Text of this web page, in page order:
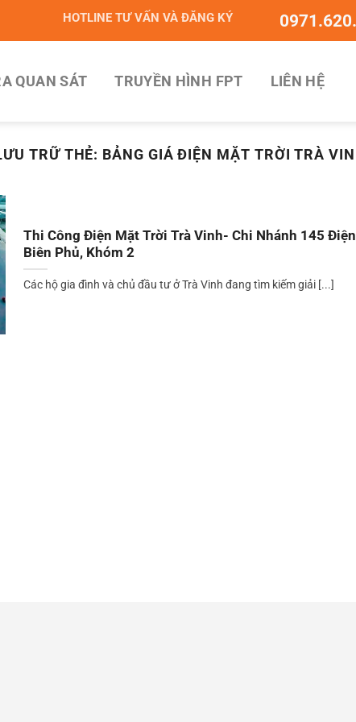
HOTLINE TƯ VẤN VÀ ĐĂNG KÝ
QUAN SÁT TRUYỀN HÌNH FPT LIÊN HỆ
TRỮ THẺ: BẢNG GIÁ ĐIỆN MẶT TRỜI TRÀ
Thi Công Điện Mặt Trời Trà Vinh- Chi Nhánh 145 Điện
Biên Phủ, Khóm 2
Các hộ gia đình và chủ đầu tư ở Trà Vinh đang tìm kiếm giải [...]